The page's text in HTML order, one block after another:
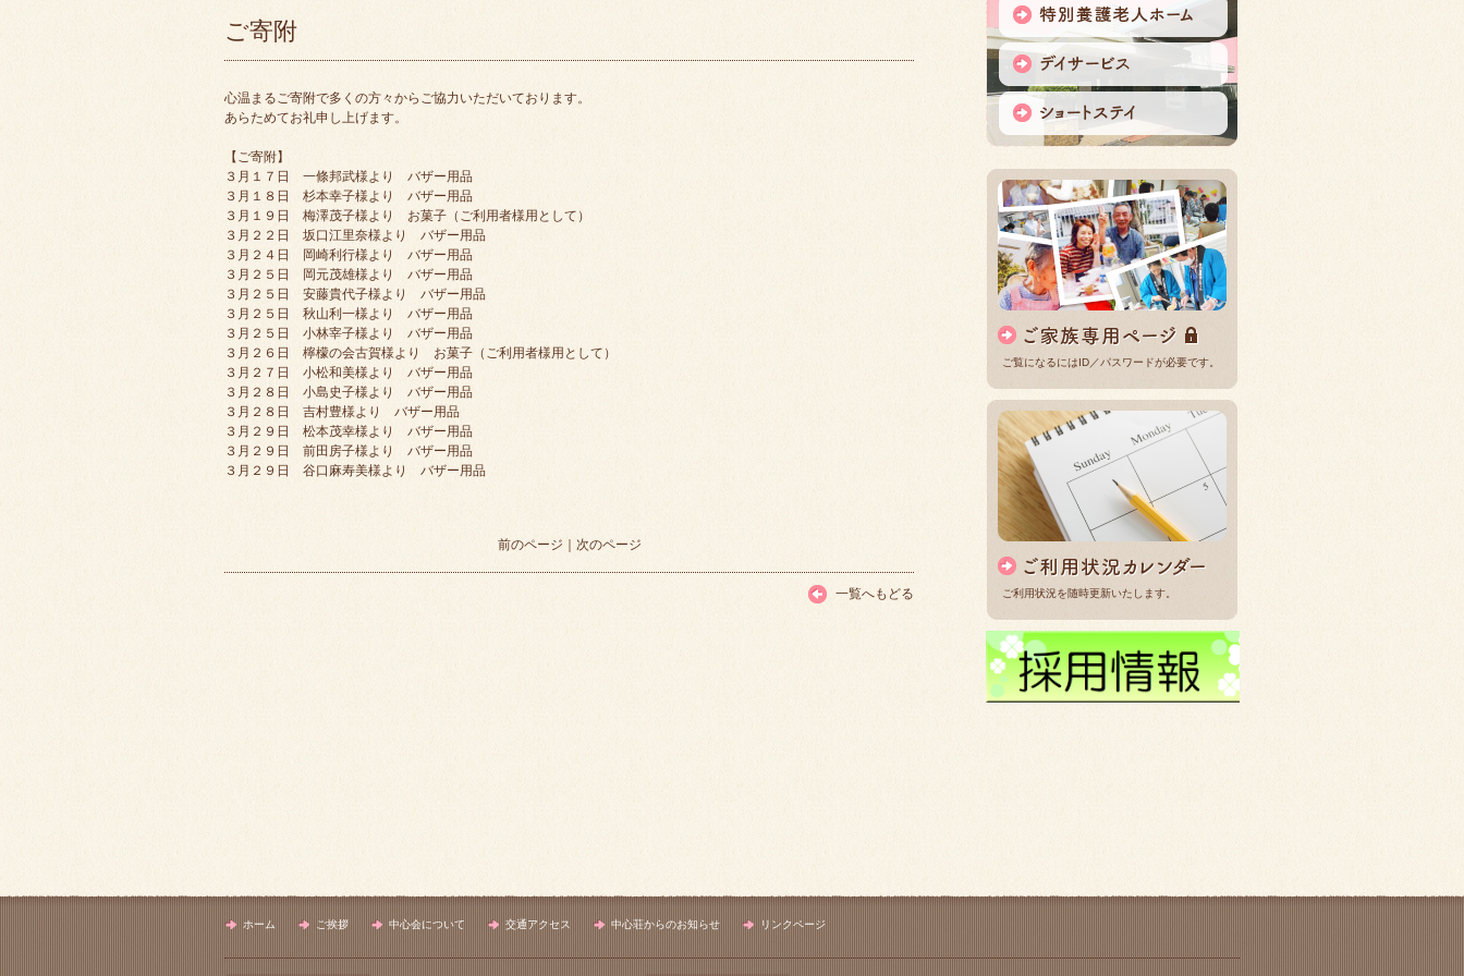
ご寄附
心温まるご寄附で多くの方々からご協力いただいております。
あらためてお礼申し上げます。
【ご寄附】
３月１７日 一條邦武様より バザー用品
３月１８日 杉本幸子様より バザー用品
３月１９日 梅澤茂子様より お菓子（ご利用者様用として）
３月２２日 坂口江里奈様より バザー用品
３月２４日 岡崎利行様より バザー用品
３月２５日 岡元茂雄様より バザー用品
３月２５日 安藤貴代子様より バザー用品
３月２５日 秋山利一様より バザー用品
３月２５日 小林宰子様より バザー用品
３月２６日 檸檬の会古賀様より お菓子（ご利用者様用として）
３月２７日 小松和美様より バザー用品
３月２８日 小島史子様より バザー用品
３月２８日 吉村豊様より バザー用品
３月２９日 松本茂幸様より バザー用品
３月２９日 前田房子様より バザー用品
３月２９日 谷口麻寿美様より バザー用品
前のページ 次のページ
一覧へもどる
ご覧になるにはID／パスワードが必要です。
ご利用状況を随時更新いたします。
ホーム ご挨拶 中心会について 交通アクセス 中心荘からのお知らせ リンクページ